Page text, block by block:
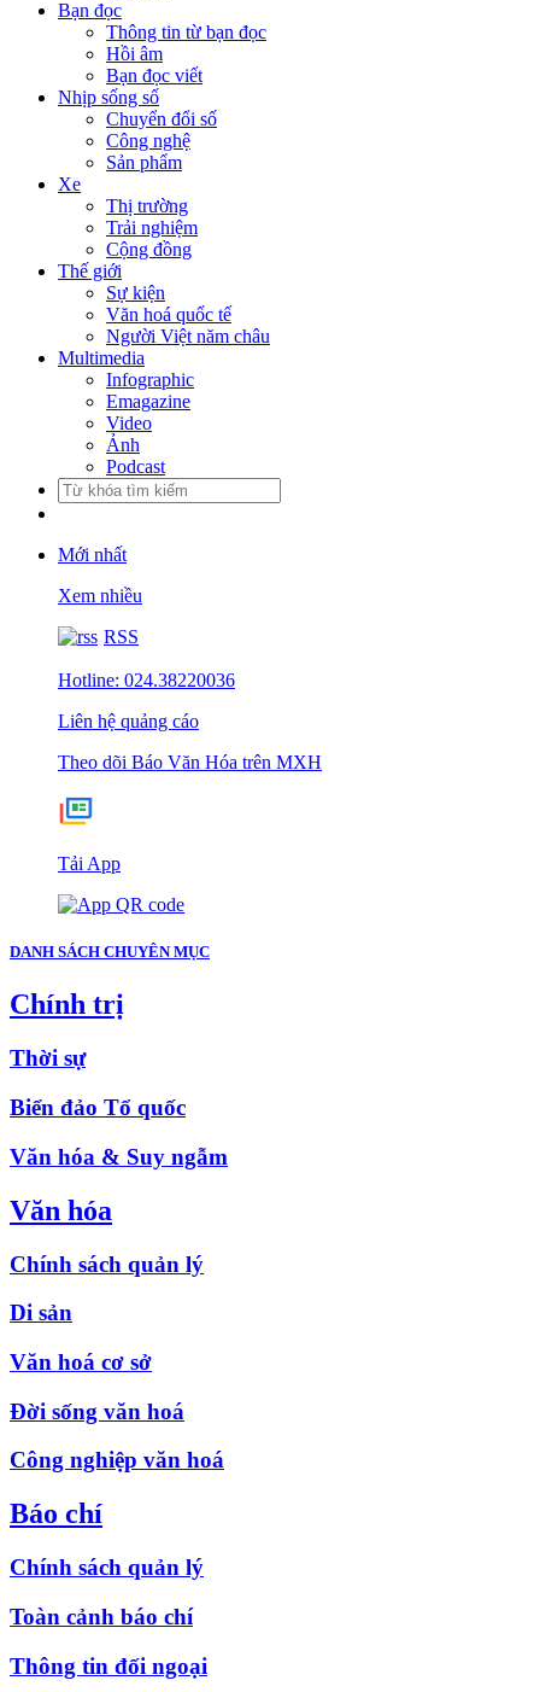
Bạn đọc
Thông tin từ bạn đọc
Hồi âm
Bạn đọc viết
Nhịp sống số
Chuyển đổi số
Công nghệ
Sản phẩm
Xe
Thị trường
Trải nghiệm
Cộng đồng
Thế giới
Sự kiện
Văn hoá quốc tế
Người Việt năm châu
Multimedia
Infographic
Emagazine
Video
Ảnh
Podcast
Mới nhất
Xem nhiều
RSS
Hotline: 024.38220036
Liên hệ quảng cáo
Theo dõi Báo Văn Hóa trên MXH
Tải App
DANH SÁCH CHUYÊN MỤC
Chính trị
Thời sự
Biển đảo Tổ quốc
Văn hóa & Suy ngẫm
Văn hóa
Chính sách quản lý
Di sản
Văn hoá cơ sở
Đời sống văn hoá
Công nghiệp văn hoá
Báo chí
Chính sách quản lý
Toàn cảnh báo chí
Thông tin đối ngoại